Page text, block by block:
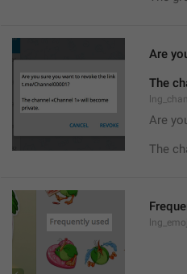
Are
The
Are
The